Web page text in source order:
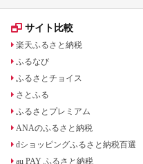
サイト比較
楽天ふるさと納税
ふるなび
ふるさとチョイス
さとふる
ふるさとプレミアム
ANAのふるさと納税
dショッピングふるさと納税百選
au PAY ふるさと納税